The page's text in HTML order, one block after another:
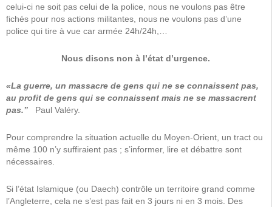
celui-ci ne soit pas celui de la police, nous ne voulons pas être
fichés pour nos actions militantes, nous ne voulons pas d’une
police qui tire à vue car armée 24h/24h,…
Nous disons non à l’état d’urgence.
«La guerre, un massacre de gens qui ne se connaissent pas,
au profit de gens qui se connaissent mais ne se massacrent
pas.” Paul Valéry.
Pour comprendre la situation actuelle du Moyen-Orient, un tract ou
même 100 n’y suffiraient pas ; s’informer, lire et débattre sont
nécessaires.
Si l’état Islamique (ou Daech) contrôle un territoire grand comme
l’Angleterre, cela ne s’est pas fait en 3 jours ni en 3 mois. Des